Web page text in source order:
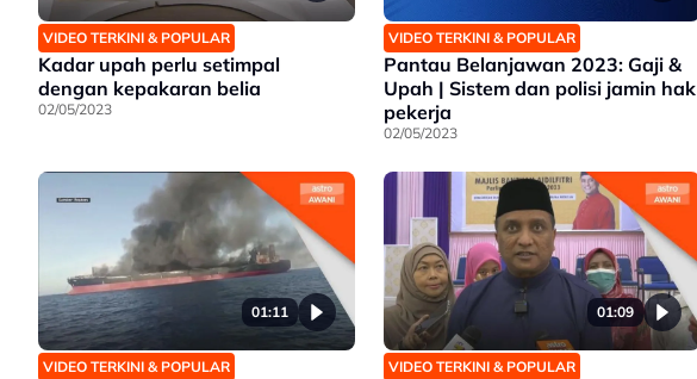
VIDEO TERKINI & POPULAR
Kadar upah perlu setimpal
dengan kepakaran belia
02/05/2023
VIDEO TERKINI & POPULAR
Pantau Belanjawan 2023: Gaji &
Upah | Sistem dan polisi jamin hak
pekerja
02/05/2023
01:11
VIDEO TERKINI & POPULAR
01:09
VIDEO TERKINI & POPULAR